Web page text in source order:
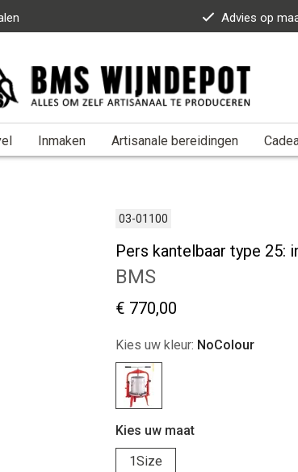
Advies op
Inmaken Artisanale bereidingen
03-01100
Pers kantelbaar type 25:
BMS
€ 770,00
Kies uw kleur: NoColour
Kies uw maat
1Size